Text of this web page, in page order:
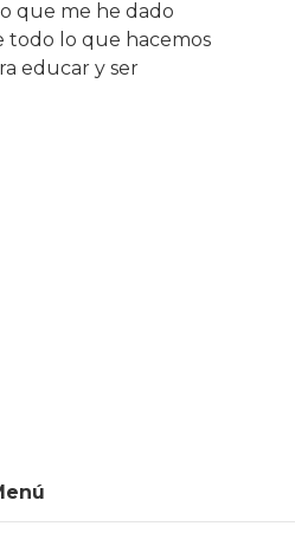
que me he dado
todo lo que hacemos
educar y ser